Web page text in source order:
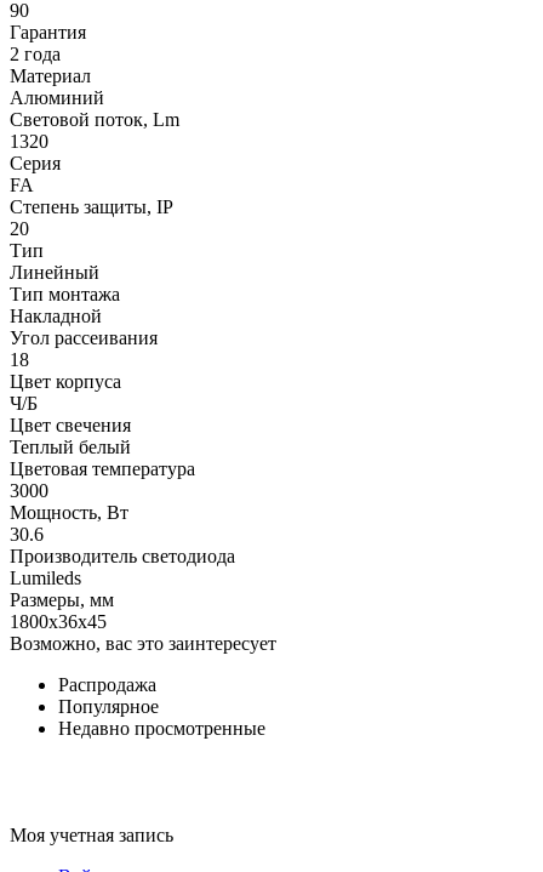
90
Гарантия
2 года
Материал
Алюминий
Световой поток, Lm
1320
Серия
FA
Степень защиты, IP
20
Тип
Линейный
Тип монтажа
Накладной
Угол рассеивания
18
Цвет корпуса
Ч/Б
Цвет свечения
Теплый белый
Цветовая температура
3000
Мощность, Вт
30.6
Производитель светодиода
Lumileds
Размеры, мм
1800x36x45
Возможно, вас это заинтересует
Распродажа
Популярное
Недавно просмотренные
Моя учетная запись